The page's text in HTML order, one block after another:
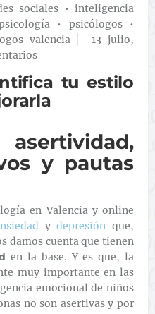
sociales •inteligencia
• psicólogos•
valencia
13 julio,
tu estilo
y pautas
en Valencia y online
ydepresión que,
damos cuenta que tienen
en la base. Y es que, la
muy importante en las
emocional de niños
no son asertivas y por